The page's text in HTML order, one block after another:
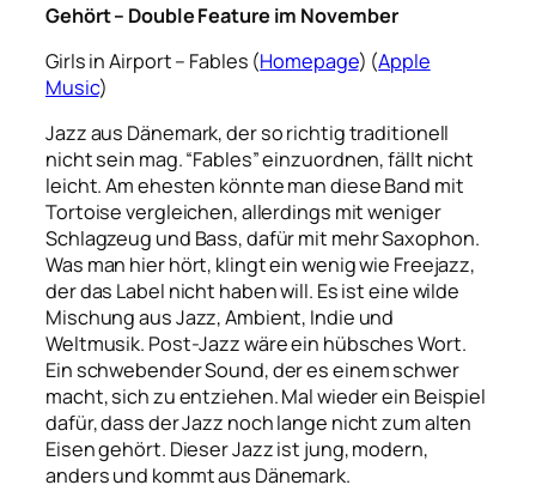
Gehört – Double Feature im November
Girls in Airport – Fables (Homepage) (Apple
Music)
Jazz aus Dänemark, der so richtig traditionell
nicht sein mag. “Fables” einzuordnen, fällt nicht
leicht. Am ehesten könnte man diese Band mit
Tortoise vergleichen, allerdings mit weniger
Schlagzeug und Bass, dafür mit mehr Saxophon.
Was man hier hört, klingt ein wenig wie Freejazz,
der das Label nicht haben will. Es ist eine wilde
Mischung aus Jazz, Ambient, Indie und
Weltmusik. Post-Jazz wäre ein hübsches Wort.
Ein schwebender Sound, der es einem schwer
macht, sich zu entziehen. Mal wieder ein Beispiel
dafür, dass der Jazz noch lange nicht zum alten
Eisen gehört. Dieser Jazz ist jung, modern,
anders und kommt aus Dänemark.